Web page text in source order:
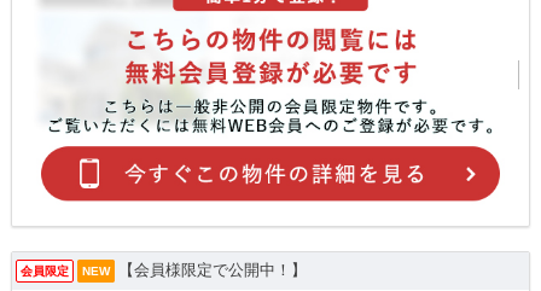
会員限定 NEW 【会員様限定で公開中！】